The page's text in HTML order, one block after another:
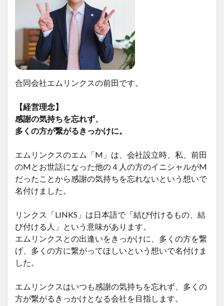
合同会社エムリンクスの前田です。
【経営理念】
感謝の気持ちを忘れず、
多くの方が繋がるきっかけに。
エムリンクスのエム「M」は、会社設立時、私、前田
のMとお世話になった他の４人の方のイニシャルがM
だったことから感謝の気持ちを忘れないという想いで
名付けました。
リンクス「LINKS」は日本語で「結び付けるもの、結
び付ける人」という意味があります。
エムリンクスとの出逢いをきっかけに、多くの方を繋
げ、多くの方に繋がってほしいという想いで名付けま
した。
エムリンクスはいつも感謝の気持ちを忘れず、多くの
方が繋がるきっかけとなる会社を目指します。